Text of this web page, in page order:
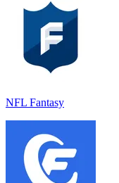
NFL Fantasy